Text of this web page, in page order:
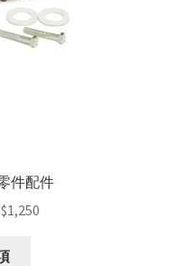
件配件
1,250